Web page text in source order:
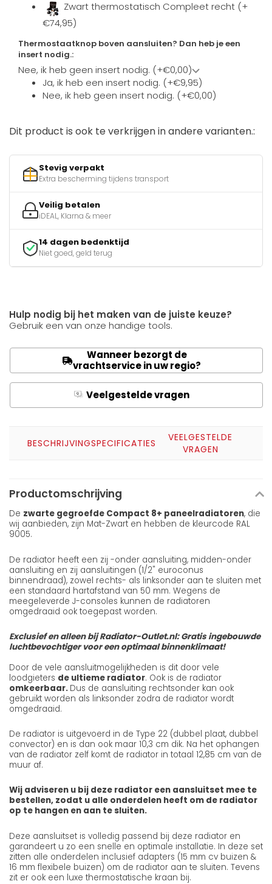
Zwart thermostatisch Compleet recht (+
€74,95)
Thermostaatknop boven aansluiten? Dan heb je een
insert nodig.:
Nee, ik heb geen insert nodig. (+€0,00)
Ja, ik heb een insert nodig. (+€9,95)
Nee, ik heb geen insert nodig. (+€0,00)
Dit product is ook te verkrijgen in andere varianten.:
Stevig verpakt
Extra bescherming tijdens transport
Veilig betalen
iDEAL, Klarna & meer
14 dagen bedenktijd
Niet goed, geld terug
Hulp nodig bij het maken van de juiste keuze?
Gebruik een van onze handige tools.
Wanneer bezorgt de
vrachtservice in uw regio?
Q Veelgestelde vragen
BESCHRIJVINGSPECIFICATIES
VEELGESTELDE
VRAGEN
Productomschrijving
De zwarte gegroefde Compact 8+ paneelradiatoren, die
wij aanbieden, zijn Mat-Zwart en hebben de kleurcode RAL
9005.
De radiator heeft een zij -onder aansluiting, midden-onder
aansluiting en zij aansluitingen (1/2" euroconus
binnendraad), zowel rechts- als linksonder aan te sluiten met
een standaard hartafstand van 50 mm. Wegens de
meegeleverde J-consoles kunnen de radiatoren
omgedraaid ook toegepast worden.
Exclusief en alleen bij Radiator-Outlet.nl: Gratis ingebouwde
luchtbevochtiger voor een optimaal binnenklimaat!
Door de vele aansluitmogelijkheden is dit door vele
loodgieters de ultieme radiator. Ook is de radiator
omkeerbaar. Dus de aansluiting rechtsonder kan ook
gebruikt worden als linksonder zodra de radiator wordt
omgedraaid.
De radiator is uitgevoerd in de Type 22 (dubbel plaat, dubbel
convector) en is dan ook maar 10,3 cm dik. Na het ophangen
van de radiator zelf komt de radiator in totaal 12,85 cm van de
muur af.
Wij adviseren u bij deze radiator een aansluitset mee te
bestellen, zodat u alle onderdelen heeft om de radiator
op te hangen en aan te sluiten.
Deze aansluitset is volledig passend bij deze radiator en
garandeert u zo een snelle en optimale installatie. In deze set
zitten alle onderdelen inclusief adapters (15 mm cv buizen &
16 mm flexibele buizen) om de radiator aan te sluiten. Tevens
zit er ook een luxe thermostatische kraan bij.